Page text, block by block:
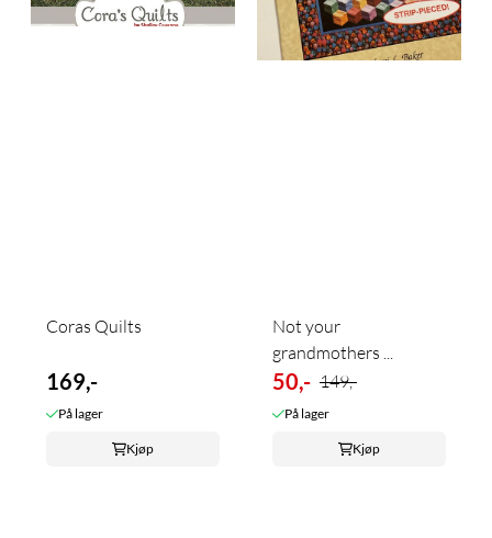
Coras Quilts
169,-
På lager
Kjøp
Not your
grandmothers ...
50,- 149,-
På lager
Kjøp